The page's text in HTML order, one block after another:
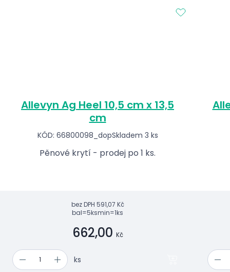
Allevyn Ag Heel 10,5 cm x 13,5
cm
KÓD: 66800098_dopSkladem 3 ks
Pěnové krytí - prodej po 1 ks.
bez DPH 591,07 Kč
bal=5ksmin=1ks
662,00 Kč
ks